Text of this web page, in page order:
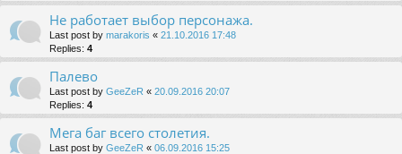
Не работает выбор персонажа.
Last post by marakoris « 21.10.2016 17:48
Replies: 4
Палево
Last post by GeeZeR « 20.09.2016 20:07
Replies: 4
Мега баг всего столетия.
Last post by GeeZeR « 06.09.2016 15:25